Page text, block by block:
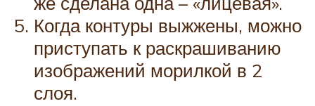
Когда контуры выжжены, можно
приступать к раскрашиванию
изображений морилкой в 2
слоя.